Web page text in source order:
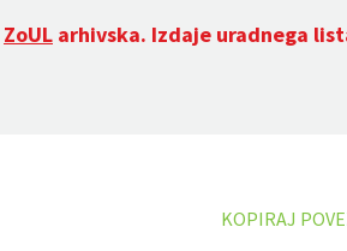
ZoUL arhivska. Izdaje uradnega
KOPIRAJ